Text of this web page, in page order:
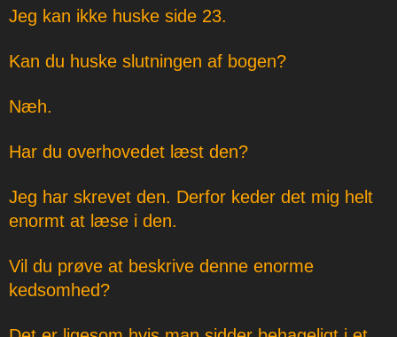
Jeg kan ikke huske side 23.
Kan du huske slutningen af bogen?
Næh.
Har du overhovedet læst den?
Jeg har skrevet den. Derfor keder det mig helt
enormt at læse i den.
Vil du prøve at beskrive denne enorme
kedsomhed?